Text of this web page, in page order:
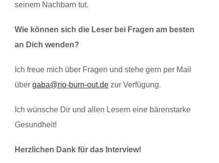
seinem Nachbarn tut.
Wie können sich die Leser bei Fragen am besten
an Dich wenden?
Ich freue mich über Fragen und stehe gern per Mail
über gaba@no-burn-out.de zur Verfügung.
Ich wünsche Dir und allen Lesern eine bärenstarke
Gesundheit!
Herzlichen Dank für das Interview!